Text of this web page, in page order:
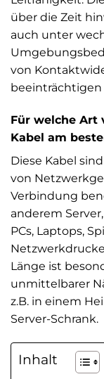
über die Zeit
auch unter
von
Für welche Art
Kabel am
Diese Kabel
von
Verbindung
anderem
PCs, Laptops,
Länge ist
unmittelbarer
z.B. in einem
Server-Schrank.
Inhalt